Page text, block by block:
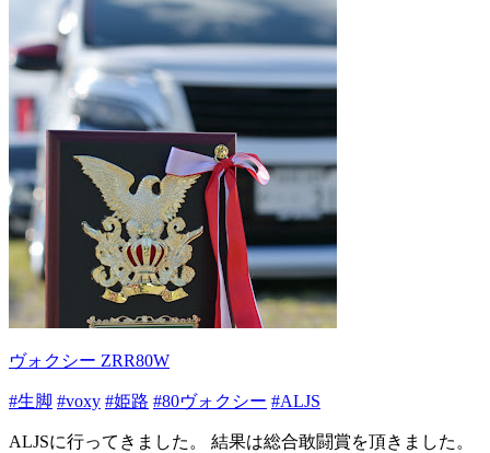
ヴォクシー ZRR80W
#生脚 #voxy #姫路 #80ヴォクシー #ALJS
ALJSに行ってきました。 結果は総合敢闘賞を頂きました。